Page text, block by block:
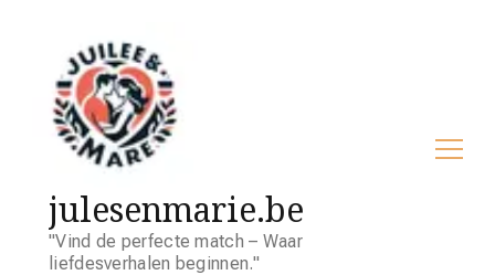
julesenmarie.be
"Vind de perfecte match – Waar
liefdesverhalen beginnen."